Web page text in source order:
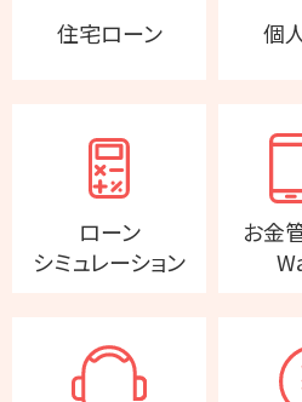
住宅ローン 個
ローン
シミュレーション
お金